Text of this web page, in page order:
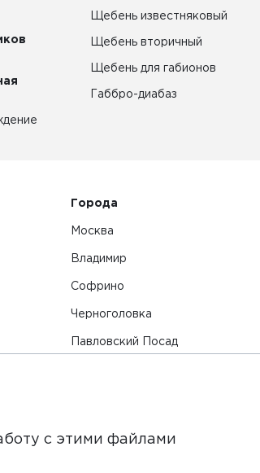
Щебень известняковый
Щебень вторичный
Щебень для габионов
Габбро-диабаз
Города
Москва
Владимир
Софрино
Черноголовка
Павловский Посад
носит исключительно
с этими файлами